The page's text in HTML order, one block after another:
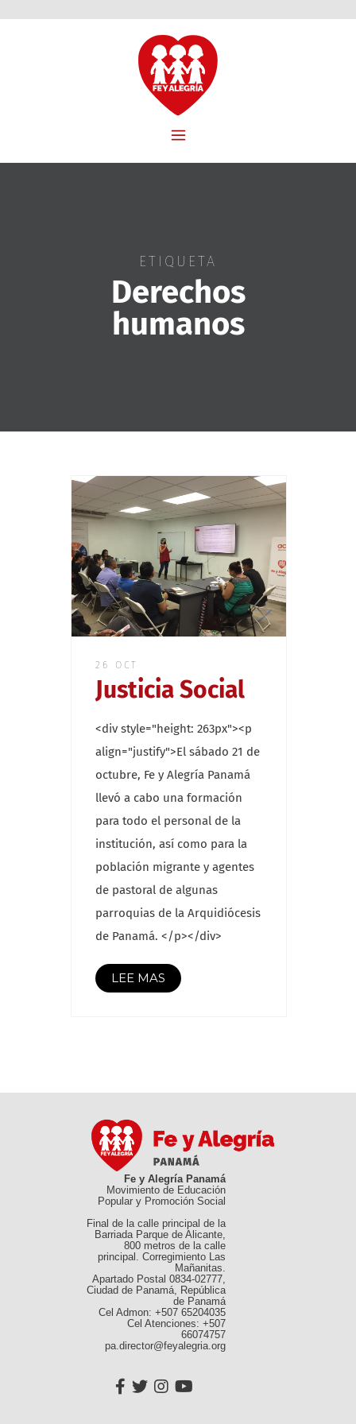
ETIQUETA
Derechos
humanos
26 OCT
Justicia Social
<div style="height: 263px"><p
align="justify">El sábado 21 de
octubre, Fe y Alegría Panamá
llevó a cabo una formación
para todo el personal de la
institución, así como para la
población migrante y agentes
de pastoral de algunas
parroquias de la Arquidiócesis
de Panamá. </p></div>
LEE MAS
Fe y Alegría Panamá
Movimiento de Educación
Popular y Promoción Social
Final de la calle principal de la
Barriada Parque de Alicante,
800 metros de la calle
principal. Corregimiento Las
Mañanitas.
Apartado Postal 0834-02777,
Ciudad de Panamá, República
de Panamá
Cel Admon: +507 65204035
Cel Atenciones: +507
66074757
pa.director@feyalegria.org